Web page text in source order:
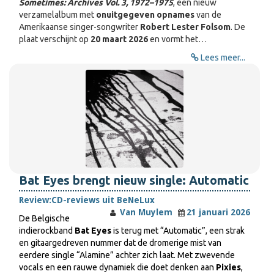
Sometimes: Archives Vol. 3, 1972–1975, een nieuw
verzamelalbum met onuitgegeven opnamesvan de
Amerikaanse singer-songwriter Robert Lester Folsom. De
plaat verschijnt op 20 maart 2026en vormt het…
Lees meer...
Bat Eyes brengt nieuw single: Automatic
Review:CD-reviews uit BeNeLux
Van Muylem
21 januari 2026
De Belgische
indierockband Bat Eyesis terug met “Automatic”, een strak
en gitaargedreven nummer dat de dromerige mist van
eerdere single “Alamine” achter zich laat. Met zwevende
vocals en een rauwe dynamiek die doet denken aan Pixies,